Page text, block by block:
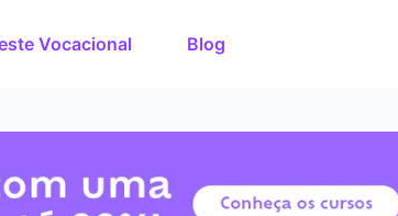
Vocacional Blog
até 80%
O que você quer
Em que cidade quer